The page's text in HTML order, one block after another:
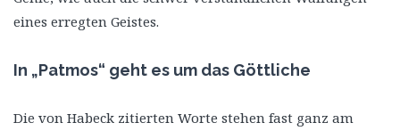
eines erregten Geistes.
In „Patmos“ geht es um das Göttliche
Die von Habeck zitierten Worte stehen fast ganz am